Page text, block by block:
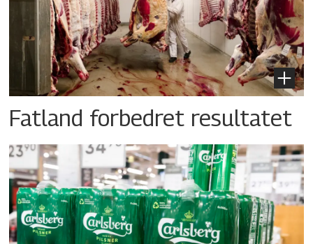
Fatland forbedret resultatet